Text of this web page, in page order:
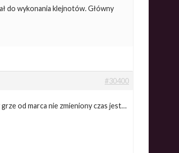
do wykonania klejnotów. Główny
#30400
od marca nie zmieniony czas jest…